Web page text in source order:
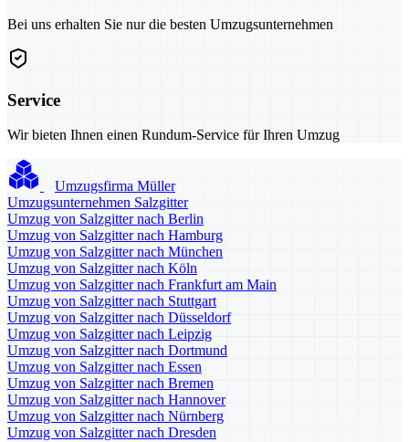
Bei uns erhalten Sie nur die besten Umzugsunternehmen
Service
Wir bieten Ihnen einen Rundum-Service für Ihren Umzug
Umzugsfirma Müller
Umzugsunternehmen Salzgitter
Umzug von Salzgitter nach Berlin
Umzug von Salzgitter nach Hamburg
Umzug von Salzgitter nach München
Umzug von Salzgitter nach Köln
Umzug von Salzgitter nach Frankfurt am Main
Umzug von Salzgitter nach Stuttgart
Umzug von Salzgitter nach Düsseldorf
Umzug von Salzgitter nach Leipzig
Umzug von Salzgitter nach Dortmund
Umzug von Salzgitter nach Essen
Umzug von Salzgitter nach Bremen
Umzug von Salzgitter nach Hannover
Umzug von Salzgitter nach Nürnberg
Umzug von Salzgitter nach Dresden